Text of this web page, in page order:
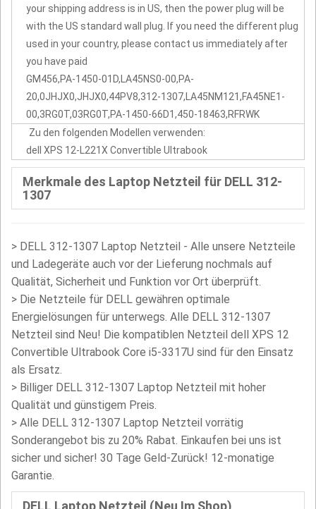
your shipping address is in US, then the power plug will be
with the US standard wall plug. If you need the different plug
used in your country, please contact us immediately after
you have paid
GM456,PA-1450-01D,LA45NS0-00,PA-
20,0JHJX0,JHJX0,44PV8,312-1307,LA45NM121,FA45NE1-
00,3RG0T,03RG0T,PA-1450-66D1,450-18463,RFRWK
Zu den folgenden Modellen verwenden:
dell XPS 12-L221X Convertible Ultrabook
Merkmale des Laptop Netzteil für DELL 312-
1307
> DELL 312-1307 Laptop Netzteil - Alle unsere Netzteile
und Ladegeräte auch vor der Lieferung nochmals auf
Qualität, Sicherheit und Funktion vor Ort überprüft.
> Die Netzteile für DELL gewähren optimale
Energielösungen für unterwegs. Alle DELL 312-1307
Netzteil sind Neu! Die kompatiblen Netzteil dell XPS 12
Convertible Ultrabook Core i5-3317U sind für den Einsatz
als Ersatz.
> Billiger DELL 312-1307 Laptop Netzteil mit hoher
Qualität und günstigem Preis.
> Alle DELL 312-1307 Laptop Netzteil vorrätig
Sonderangebot bis zu 20% Rabat. Einkaufen bei uns ist
sicher und sicher! 30 Tage Geld-Zurück! 12-monatige
Garantie.
DELL Laptop Netzteil (Neu Im Shop)